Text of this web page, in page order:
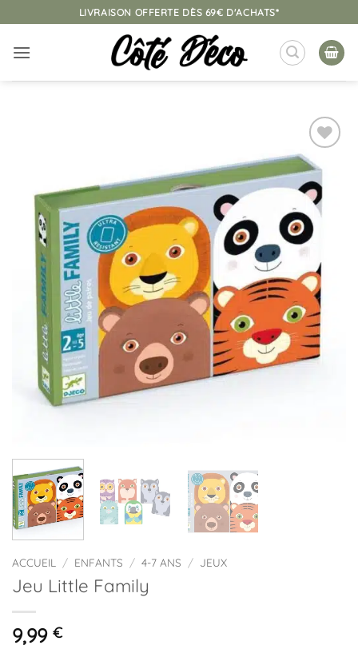
au
contenu
LIVRAISON OFFERTE DÈS 69€ D'ACHATS*
Ajouter
à la
liste
d’envies
ACCUEIL / ENFANTS / 4-7 ANS / JEUX
Jeu Little Family
9,99 €